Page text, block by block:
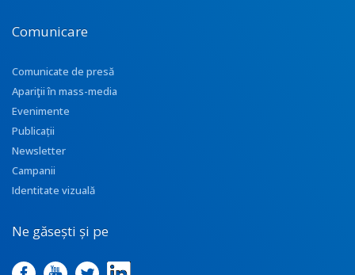
Comunicare
Comunicate de presă
Apariţii în mass-media
Evenimente
Publicații
Newsletter
Campanii
Identitate vizuală
Ne găsești și pe